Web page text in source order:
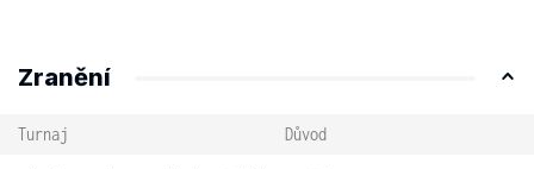
Zranění
Turnaj Důvod